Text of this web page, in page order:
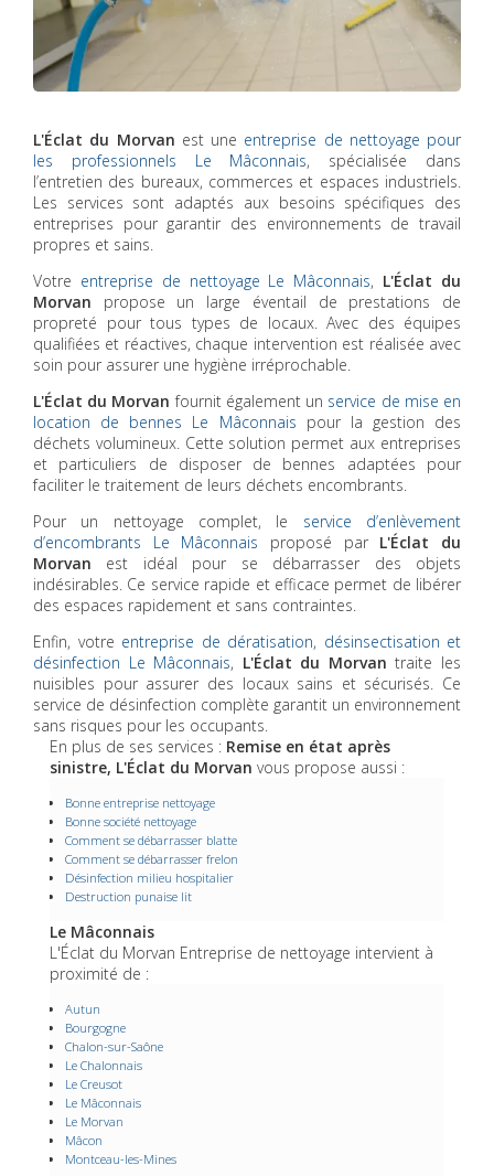
L'Éclat du Morvan est une entreprise de nettoyage pour
les professionnels Le Mâconnais, spécialisée dans
l’entretien des bureaux, commerces et espaces industriels.
Les services sont adaptés aux besoins spécifiques des
entreprises pour garantir des environnements de travail
propres et sains.
Votre entreprise de nettoyage Le Mâconnais, L'Éclat du
Morvan propose un large éventail de prestations de
propreté pour tous types de locaux. Avec des équipes
qualifiées et réactives, chaque intervention est réalisée avec
soin pour assurer une hygiène irréprochable.
L'Éclat du Morvan fournit également un service de mise en
location de bennes Le Mâconnais pour la gestion des
déchets volumineux. Cette solution permet aux entreprises
et particuliers de disposer de bennes adaptées pour
faciliter le traitement de leurs déchets encombrants.
Pour un nettoyage complet, le service d’enlèvement
d’encombrants Le Mâconnais proposé par L'Éclat du
Morvan est idéal pour se débarrasser des objets
indésirables. Ce service rapide et efficace permet de libérer
des espaces rapidement et sans contraintes.
Enfin, votre entreprise de dératisation, désinsectisation et
désinfection Le Mâconnais, L'Éclat du Morvan traite les
nuisibles pour assurer des locaux sains et sécurisés. Ce
service de désinfection complète garantit un environnement
sans risques pour les occupants.
En plus de ses services : Remise en état après
sinistre, L'Éclat du Morvan vous propose aussi :
Bonne entreprise nettoyage
Bonne société nettoyage
Comment se débarrasser blatte
Comment se débarrasser frelon
Désinfection milieu hospitalier
Destruction punaise lit
Le Mâconnais
L'Éclat du Morvan Entreprise de nettoyage intervient à
proximité de :
Autun
Bourgogne
Chalon-sur-Saône
Le Chalonnais
Le Creusot
Le Mâconnais
Le Morvan
Mâcon
Montceau-les-Mines